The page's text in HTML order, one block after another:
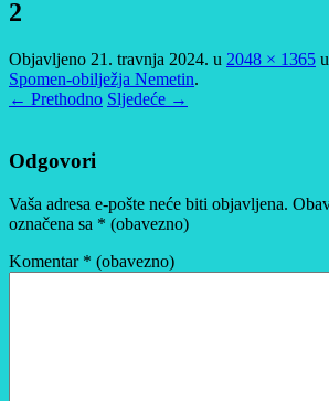
2
Objavljeno 21. travnja 2024. u 2048 × 1365 u
Spomen-obilježja Nemetin.
← Prethodno Sljedeće →
Odgovori
Vaša adresa e-pošte neće biti objavljena.
označena sa * (obavezno)
Komentar * (obavezno)